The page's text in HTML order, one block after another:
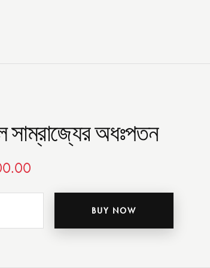
সাম্রাজ্যের অধঃপতন
BUY NOW